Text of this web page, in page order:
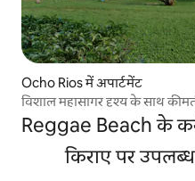
Ocho Rios में अपार्टमेंट
विशाल महासागर दृश्य के साथ
Reggae Beach के
किराए पर